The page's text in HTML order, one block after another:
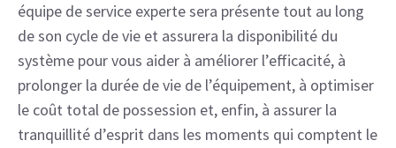
équipe de service experte sera présente tout au long
de son cycle de vie et assurera la disponibilité du
système pour vous aider à améliorer l’efficacité, à
prolonger la durée de vie de l’équipement, à optimiser
le coût total de possession et, enfin, à assurer la
tranquillité d’esprit dans les moments qui comptent le